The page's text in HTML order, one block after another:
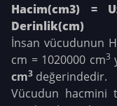
Hacim(cm3) =
Derinlik(cm)
İnsan vücudunun
cm = 1020000 cm3
cm3 değerindedir.
Vücudun hacmini